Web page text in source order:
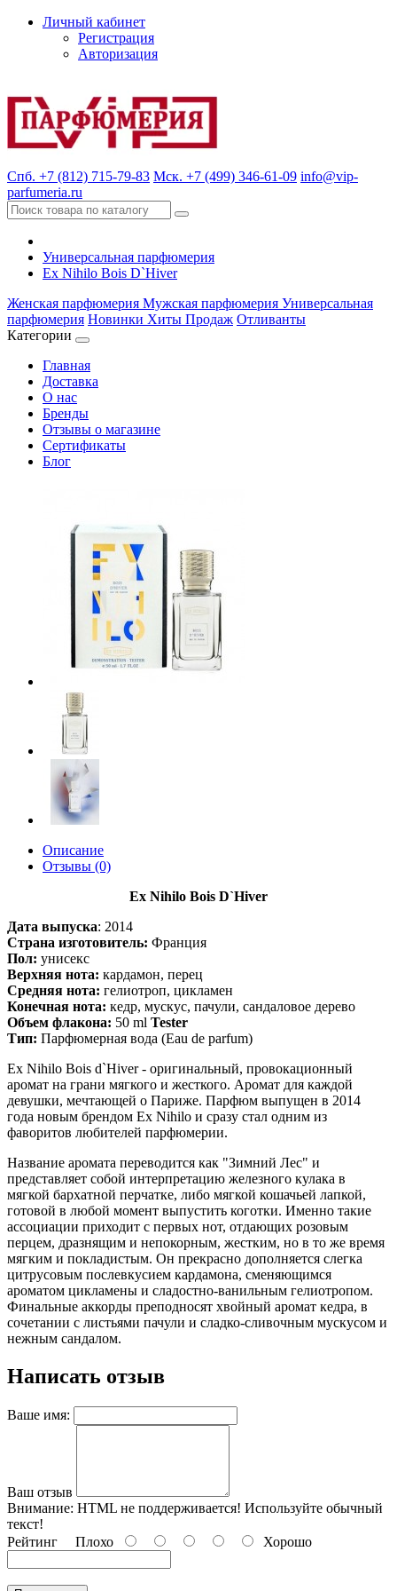
Личный кабинет
Регистрация
Авторизация
Спб. +7 (812) 715-79-83 Мск. +7 (499) 346-61-09 info@vip-
parfumeria.ru
Универсальная парфюмерия
Ex Nihilo Bois D`Hiver
Женская парфюмерия Мужская парфюмерия Универсальная
парфюмерия Новинки Хиты Продаж Отливанты
Категории
Главная
Доставка
О нас
Бренды
Отзывы о магазине
Сертификаты
Блог
Описание
Отзывы (0)
Ex Nihilo Bois D`Hiver
Дата выпуска: 2014
Страна изготовитель: Франция
Пол: унисекс
Верхняя нота: кардамон, перец
Средняя нота: гелиотроп, цикламен
Конечная нота: кедр, мускус, пачули, сандаловое дерево
Объем флакона: 50 ml Tester
Тип: Парфюмерная вода (Eau de parfum)
Ex Nihilo Bois d`Hiver - оригинальный, провокационный
аромат на грани мягкого и жесткого. Аромат для каждой
девушки, мечтающей о Париже. Парфюм выпущен в 2014
года новым брендом Ex Nihilo и сразу стал одним из
фаворитов любителей парфюмерии.
Название аромата переводится как "Зимний Лес" и
представляет собой интерпретацию железного кулака в
мягкой бархатной перчатке, либо мягкой кошачьей лапкой,
готовой в любой момент выпустить коготки. Именно такие
ассоциации приходит с первых нот, отдающих розовым
перцем, дразнящим и непокорным, жестким, но в то же время
мягким и покладистым. Он прекрасно дополняется слегка
цитрусовым послевкусием кардамона, сменяющимся
ароматом цикламены и сладостно-ванильным гелиотропом.
Финальные аккорды преподносят хвойный аромат кедра, в
сочетании с листьями пачули и сладко-сливочным мускусом и
нежным сандалом.
Написать отзыв
Ваше имя:
Ваш отзыв
Внимание: HTML не поддерживается! Используйте обычный
текст!
Рейтинг Плохо Хорошо